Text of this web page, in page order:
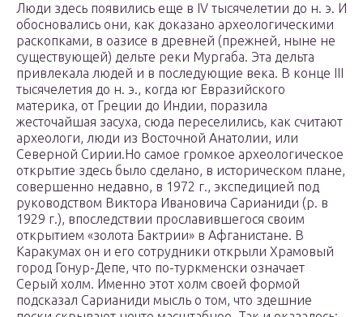
Люди здесь появились еще в IV тысячелетии до н. э. И
обосновались они, как доказано археологическими
раскопками, в оазисе в древней (прежней, ныне не
существующей) дельте реки Мургаба. Эта дельта
привлекала людей и в последующие века. В конце III
тысячелетия до н. э., когда юг Евразийского
материка, от Греции до Индии, поразила
жесточайшая засуха, сюда переселились, как считают
археологи, люди из Восточной Анатолии, или
Северной Сирии.Но самое громкое археологическое
открытие здесь было сделано, в историческом плане,
совершенно недавно, в 1972 г., экспедицией под
руководством Виктора Ивановича Сарианиди (р. в
1929 г.), впоследствии прославившегося своим
открытием «золота Бактрии» в Афганистане. В
Каракумах он и его сотрудники открыли Храмовый
город Гонур-Депе, что по-туркменски означает
Серый холм. Именно этот холм своей формой
подсказал Сарианиди мысль о том, что здешние